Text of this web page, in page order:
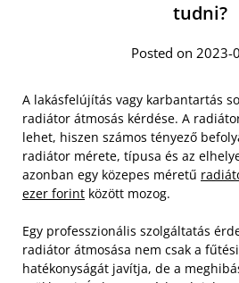
tudni?
Posted on 2023-
A lakásfelújítás vagy karbantartás
radiátor átmosás kérdése. A
lehet, hiszen számos tényező
radiátor mérete, típusa és az
azonban egy közepes méretű
ezer forint között mozog.
Egy professzionális szolgáltatás
radiátor átmosása nem csak a
hatékonyságát javítja, de a